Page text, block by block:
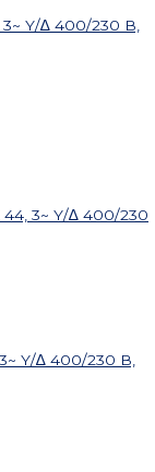
Y/∆ 400/230 В,
3~ Y/∆ 400/230
Y/∆ 400/230 В,